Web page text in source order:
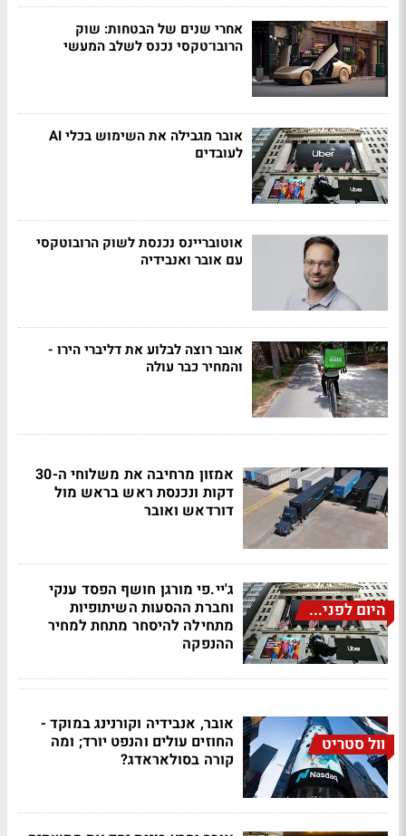
אחרי שנים של הבטחות: שוק
הרובו־טקסי נכנס לשלב המעשי
אובר מגבילה את השימוש בכלי AI
לעובדים
אוטובריינס נכנסת לשוק הרובוטקסי
עם אובר ואנבידיה
אובר רוצה לבלוע את דליברי הירו -
והמחיר כבר עולה
אמזון מרחיבה את משלוחי ה-30
דקות ונכנסת ראש בראש מול
דורדאש ואובר
היום לפני...
ג'יי.פי מורגן חושף הפסד ענקי
וחברת ההסעות השיתופיות
מתחילה להיסחר מתחת למחיר
ההנפקה
וול סטריט
אובר, אנבידיה וקורנינג במוקד -
החוזים עולים והנפט יורד; ומה
קורה בסולאראדג?